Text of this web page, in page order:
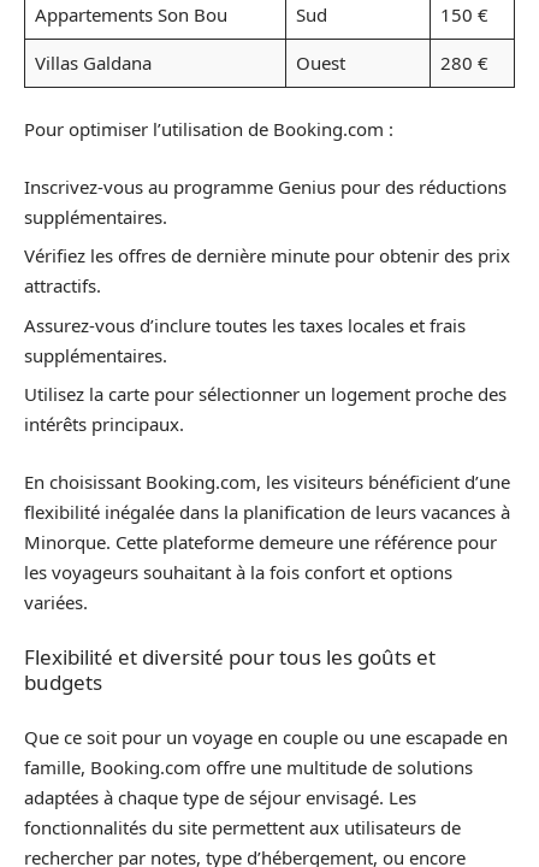
Appartements Son Bou Sud
150 €
Villas Galdana
Ouest 280 €
Pour optimiser l’utilisation de Booking.com :
Inscrivez-vous au programme Genius pour des réductions
supplémentaires.
Vérifiez les offres de dernière minute pour obtenir des prix
attractifs.
Assurez-vous d’inclure toutes les taxes locales et frais
supplémentaires.
Utilisez la carte pour sélectionner un logement proche des
intérêts principaux.
En choisissant Booking.com, les visiteurs bénéficient d’une
flexibilité inégalée dans la planification de leurs vacances à
Minorque. Cette plateforme demeure une référence pour
les voyageurs souhaitant à la fois confort et options
variées.
Flexibilité et diversité pour tous les goûts et
budgets
Que ce soit pour un voyage en couple ou une escapade en
famille, Booking.com offre une multitude de solutions
adaptées à chaque type de séjour envisagé. Les
fonctionnalités du site permettent aux utilisateurs de
rechercher par notes, type d’hébergement, ou encore